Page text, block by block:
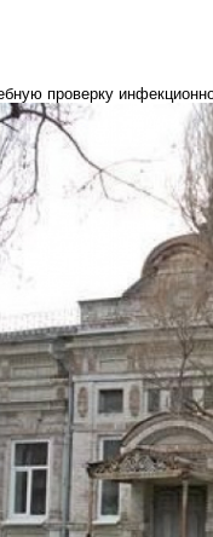
проверку